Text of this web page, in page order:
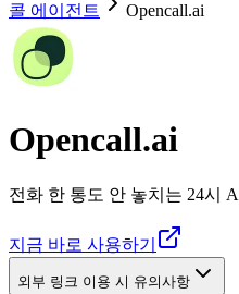
콜 에이전트
Opencall.ai
Opencall.ai
전화 한 통도 안 놓치는 24시
지금 바로 사용하기
외부 링크 이용 시 유의사항